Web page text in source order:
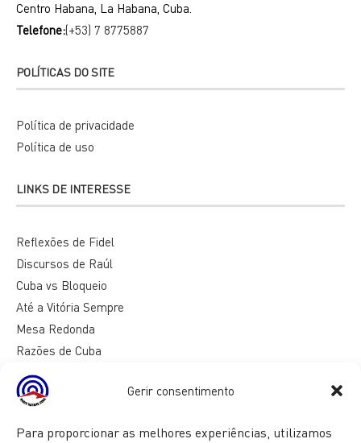
Gerir consentimento
Para proporcionar as melhores experiências, utilizamos
Centro Habana, La Habana, Cuba.
Telefone:(+53) 7 8775887
POLÍTICAS DO SITE
Política de privacidade
Política de uso
LINKS DE INTERESSE
Reflexões de Fidel
Discursos de Raúl
Cuba vs Bloqueio
Até a Vitória Sempre
Mesa Redonda
Razões de Cuba